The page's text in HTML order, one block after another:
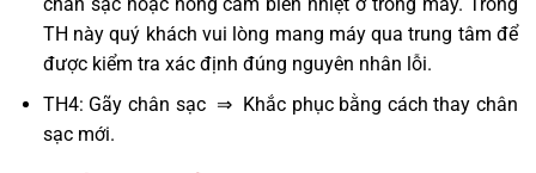
TH này quý khách vui lòng mang máy qua trung tâm để
được kiểm tra xác định đúng nguyên nhân lỗi.
TH4: Gãy chân sạc ⇒ Khắc phục bằng cách thay chân
sạc mới.